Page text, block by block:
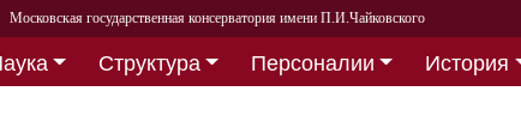
Московская государственная консерватория имени П.И.Чайковского
Структура Персоналии
История